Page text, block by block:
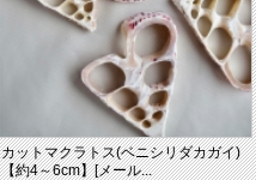
カットマクラトス(ベニシリダカガイ)
【約4～6cm】[メール...